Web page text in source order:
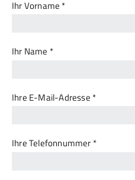
Ihr Vorname *
Ihr Name *
Ihre E-Mail-Adresse *
Ihre Telefonnummer *